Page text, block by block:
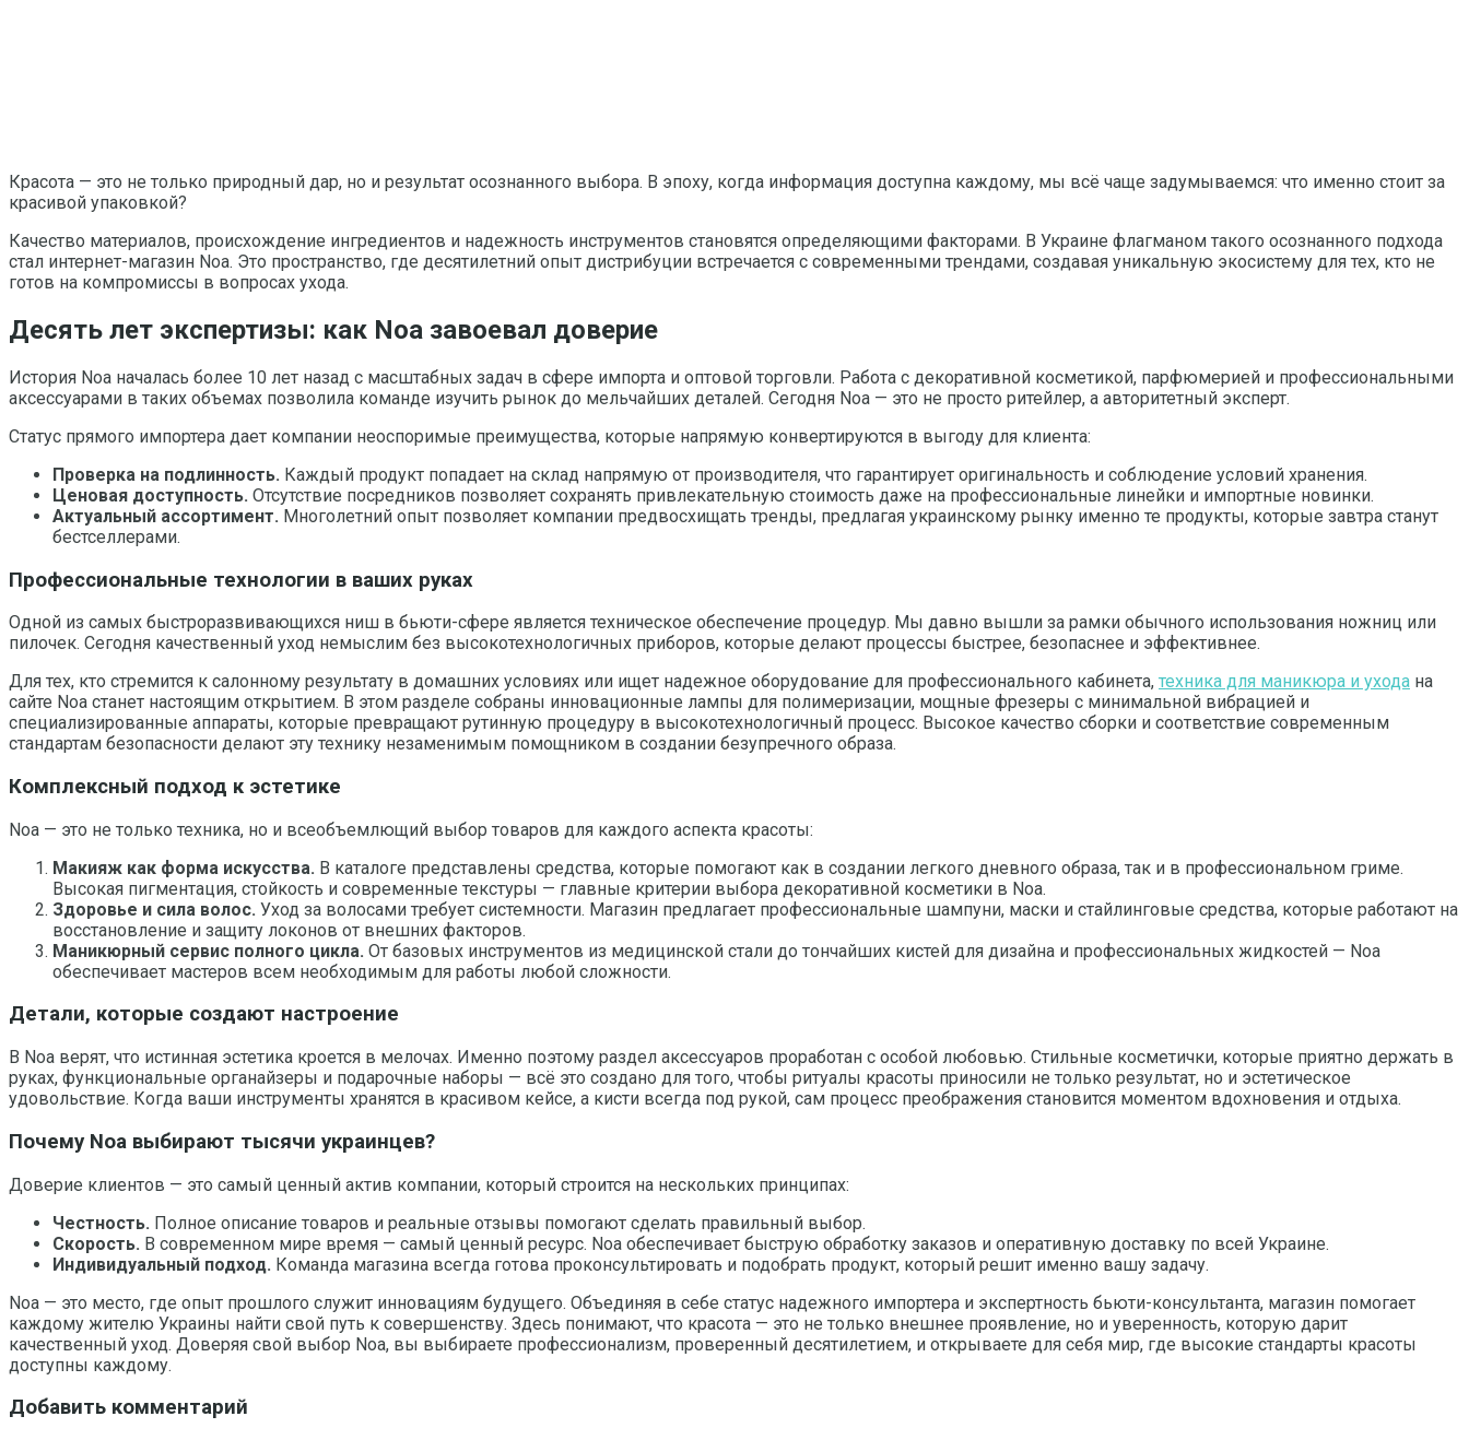
Красота — это не только природный дар, но и результат осознанного выбора. В эпоху, когда информация доступна каждому, мы всё чаще задумываемся: что именно стоит за
красивой упаковкой?
Качество материалов, происхождение ингредиентов и надежность инструментов становятся определяющими факторами. В Украине флагманом такого осознанного подхода
стал интернет-магазин Noa. Это пространство, где десятилетний опыт дистрибуции встречается с современными трендами, создавая уникальную экосистему для тех, кто не
готов на компромиссы в вопросах ухода.
Десять лет экспертизы: как Noa завоевал доверие
История Noa началась более 10 лет назад с масштабных задач в сфере импорта и оптовой торговли. Работа с декоративной косметикой, парфюмерией и профессиональными
аксессуарами в таких объемах позволила команде изучить рынок до мельчайших деталей. Сегодня Noa — это не просто ритейлер, а авторитетный эксперт.
Статус прямого импортера дает компании неоспоримые преимущества, которые напрямую конвертируются в выгоду для клиента:
Проверка на подлинность. Каждый продукт попадает на склад напрямую от производителя, что гарантирует оригинальность и соблюдение условий хранения.
Ценовая доступность. Отсутствие посредников позволяет сохранять привлекательную стоимость даже на профессиональные линейки и импортные новинки.
Актуальный ассортимент. Многолетний опыт позволяет компании предвосхищать тренды, предлагая украинскому рынку именно те продукты, которые завтра станут
бестселлерами.
Профессиональные технологии в ваших руках
Одной из самых быстроразвивающихся ниш в бьюти-сфере является техническое обеспечение процедур. Мы давно вышли за рамки обычного использования ножниц или
пилочек. Сегодня качественный уход немыслим без высокотехнологичных приборов, которые делают процессы быстрее, безопаснее и эффективнее.
Для тех, кто стремится к салонному результату в домашних условиях или ищет надежное оборудование для профессионального кабинета, техника для маникюра и ухода на
сайте Noa станет настоящим открытием. В этом разделе собраны инновационные лампы для полимеризации, мощные фрезеры с минимальной вибрацией и
специализированные аппараты, которые превращают рутинную процедуру в высокотехнологичный процесс. Высокое качество сборки и соответствие современным
стандартам безопасности делают эту технику незаменимым помощником в создании безупречного образа.
Комплексный подход к эстетике
Noa — это не только техника, но и всеобъемлющий выбор товаров для каждого аспекта красоты:
Макияж как форма искусства. В каталоге представлены средства, которые помогают как в создании легкого дневного образа, так и в профессиональном гриме.
Высокая пигментация, стойкость и современные текстуры — главные критерии выбора декоративной косметики в Noa.
Здоровье и сила волос. Уход за волосами требует системности. Магазин предлагает профессиональные шампуни, маски и стайлинговые средства, которые работают на
восстановление и защиту локонов от внешних факторов.
Маникюрный сервис полного цикла. От базовых инструментов из медицинской стали до тончайших кистей для дизайна и профессиональных жидкостей — Noa
обеспечивает мастеров всем необходимым для работы любой сложности.
Детали, которые создают настроение
В Noa верят, что истинная эстетика кроется в мелочах. Именно поэтому раздел аксессуаров проработан с особой любовью. Стильные косметички, которые приятно держать в
руках, функциональные органайзеры и подарочные наборы — всё это создано для того, чтобы ритуалы красоты приносили не только результат, но и эстетическое
удовольствие. Когда ваши инструменты хранятся в красивом кейсе, а кисти всегда под рукой, сам процесс преображения становится моментом вдохновения и отдыха.
Почему Noa выбирают тысячи украинцев?
Доверие клиентов — это самый ценный актив компании, который строится на нескольких принципах:
Честность. Полное описание товаров и реальные отзывы помогают сделать правильный выбор.
Скорость. В современном мире время — самый ценный ресурс. Noa обеспечивает быструю обработку заказов и оперативную доставку по всей Украине.
Индивидуальный подход. Команда магазина всегда готова проконсультировать и подобрать продукт, который решит именно вашу задачу.
Noa — это место, где опыт прошлого служит инновациям будущего. Объединяя в себе статус надежного импортера и экспертность бьюти-консультанта, магазин помогает
каждому жителю Украины найти свой путь к совершенству. Здесь понимают, что красота — это не только внешнее проявление, но и уверенность, которую дарит
качественный уход. Доверяя свой выбор Noa, вы выбираете профессионализм, проверенный десятилетием, и открываете для себя мир, где высокие стандарты красоты
доступны каждому.
Добавить комментарий